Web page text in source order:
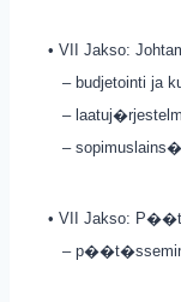
• VII Jakso:
– budjetointi ja
–
–
• VII Jakso:
–